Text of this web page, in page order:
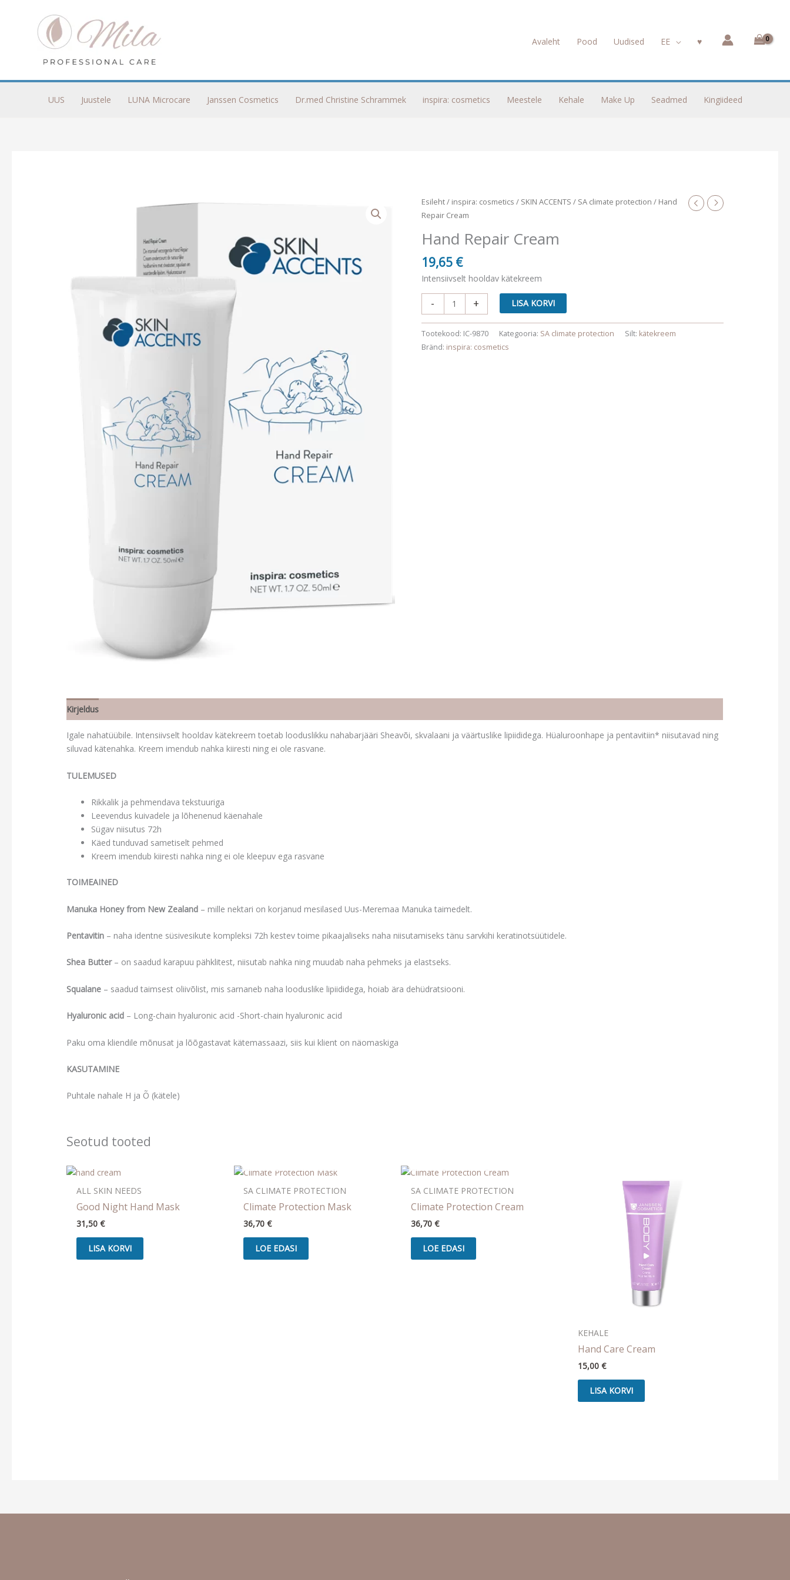
Avaleht Pood Uudised EE ♥︎
UUS Juustele LUNA Microcare Janssen Cosmetics Dr.med Christine Schrammek inspira: cosmetics Meestele Kehale Make Up Seadmed Kingiideed
Esileht/ inspira: cosmetics / SKIN ACCENTS / SA climate protection / Hand
Repair Cream
Hand Repair Cream
19,65 €
Intensiivselt hooldav kätekreem
-
Repair
Cream
kogus
+ LISA KORVI
Tootekood: IC-9870 Kategooria: SA climate protection Silt: kätekreem
Bränd: inspira: cosmetics
Kirjeldus
Igale nahatüübile. Intensiivselt hooldav kätekreem toetab looduslikku nahabarjääri Sheavõi, skvalaani ja väärtuslike lipiididega. Hüaluroonhape ja pentavitiin* niisutavad ning
siluvad kätenahka. Kreem imendub nahka kiiresti ning ei ole rasvane.
TULEMUSED
Rikkalik ja pehmendava tekstuuriga
Leevendus kuivadele ja lõhenenud käenahale
Sügav niisutus 72h
Käed tunduvad sametiselt pehmed
Kreem imendub kiiresti nahka ning ei ole kleepuv ega rasvane
TOIMEAINED
Manuka Honey from New Zealand – mille nektari on korjanud mesilased Uus-Meremaa Manuka taimedelt.
Pentavitin – naha identne süsivesikute kompleksi 72h kestev toime pikaajaliseks naha niisutamiseks tänu sarvkihi keratinotsüütidele.
Shea Butter– on saadud karapuu pähklitest, niisutab nahka ning muudab naha pehmeks ja elastseks.
Squalane – saadud taimsest oliivõlist, mis sarnaneb naha looduslike lipiididega, hoiab ära dehüdratsiooni.
Hyaluronic acid – Long-chain hyaluronic acid -Short-chain hyaluronic acid
Paku oma kliendile mõnusat ja lõõgastavat kätemassaazi, siis kui klient on näomaskiga
KASUTAMINE
Puhtale nahale H ja Õ (kätele)
Seotud tooted
ALL SKIN NEEDS
Good Night Hand Mask
31,50€
LISA KORVI
SA CLIMATE PROTECTION
Climate Protection Mask
36,70€
LOE EDASI
SA CLIMATE PROTECTION
Climate Protection Cream
36,70 €
LOE EDASI
KEHALE
Hand Care Cream
15,00€
LISA KORVI